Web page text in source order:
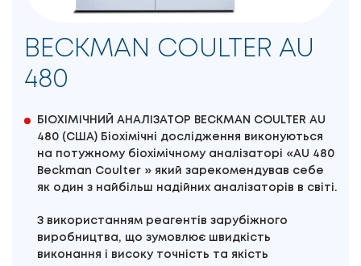
BECKMAN COULTER AU
480
БІОХІМІЧНИЙ АНАЛІЗАТОР BECKMAN COULTER AU
480 (США) Біохімічні дослідження виконуються
на потужному біохімічному аналізаторі «AU 480
Beckman Coulter » який зарекомендував себе
як один з найбільш надійних аналізаторів в світі.
З використанням реагентів зарубіжного
виробництва, що зумовлює швидкість
виконання і високу точність та якість